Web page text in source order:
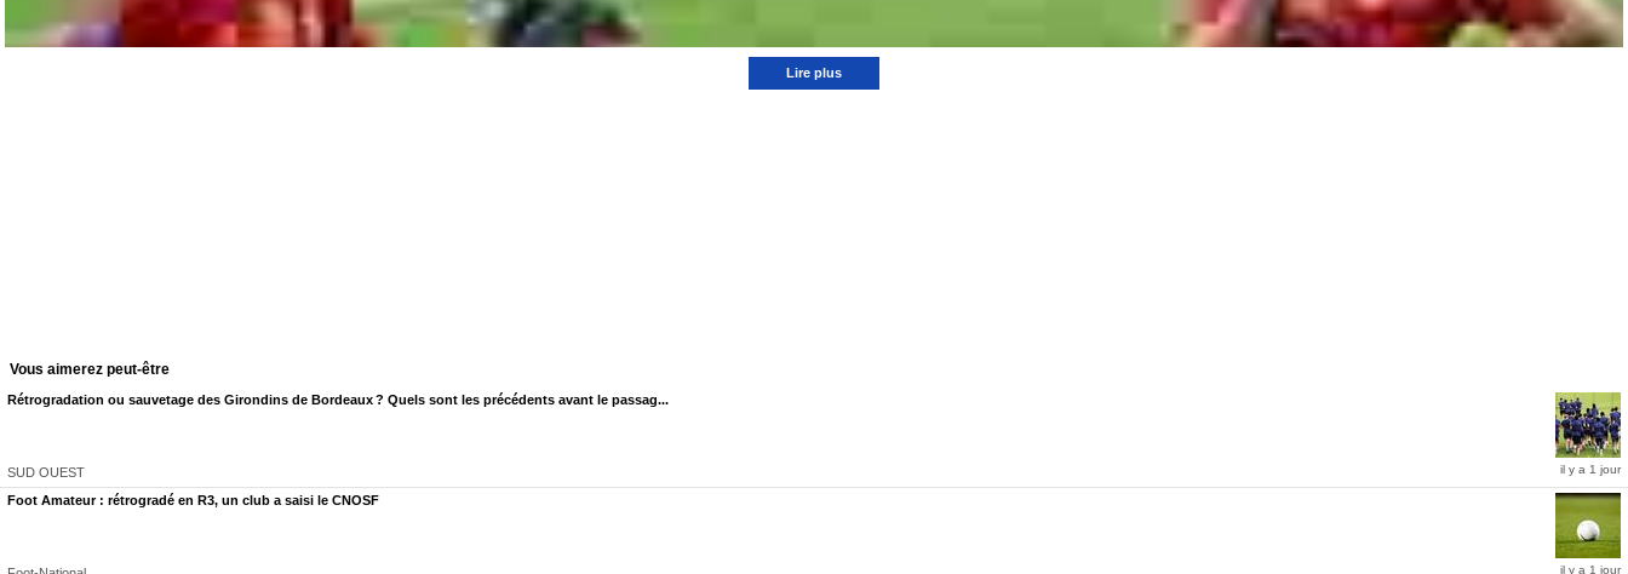
Lire plus
Vous aimerez peut-être
Rétrogradation ou sauvetage des Girondins de Bordeaux ? Quels sont les précédents avant le passag...
SUD OUEST il y a 1 jour
Foot Amateur : rétrogradé en R3, un club a saisi le CNOSF
il y a 1 jour